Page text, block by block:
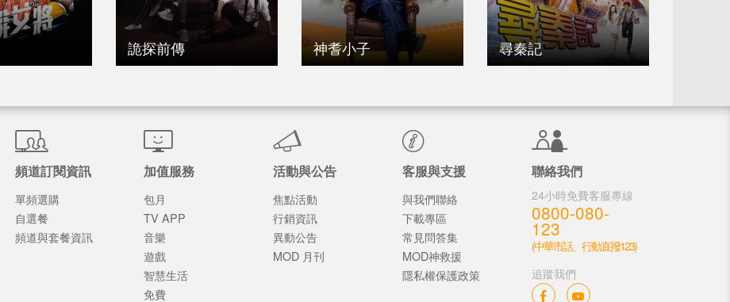
詭探前傳 神耆小子 尋秦記
頻道訂閱資訊
單頻選購
自選餐
頻道與套餐資訊
加值服務
包月
TV APP
音樂
遊戲
智慧生活
免費
活動與公告
焦點活動
行銷資訊
異動公告
MOD 月刊
客服與支援
與我們聯絡
下載專區
常見問答集
MOD神救援
隱私權保護政策
聯絡我們
24小時免費客服專線
0800-080-
123
(中華市話、行動直撥123)
追蹤我們